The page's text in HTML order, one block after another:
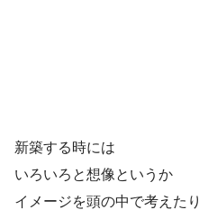
新築する時には
いろいろと想像というか
イメージを頭の中で考えたり